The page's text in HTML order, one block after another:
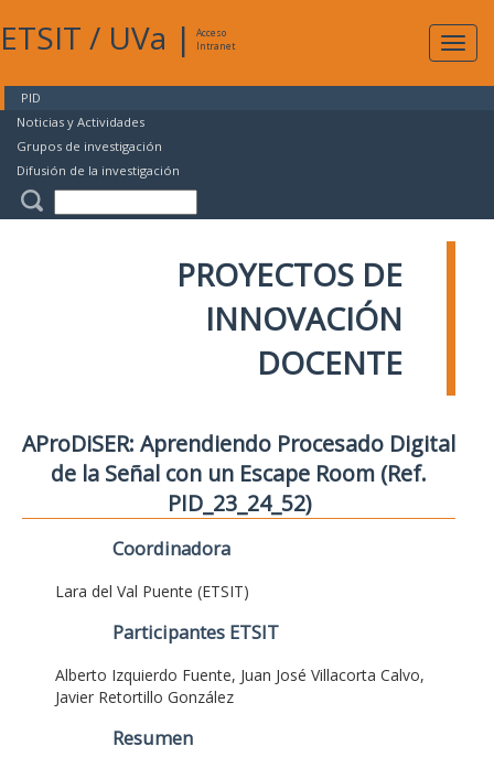
ETSIT / UVa |
Acceso
Intranet
PID
Noticias y Actividades
Grupos de investigación
Difusión de la investigación
PROYECTOS DE
INNOVACIÓN
DOCENTE
AProDiSER: Aprendiendo Procesado Digital
de la Señal con un Escape Room (Ref.
PID_23_24_52)
Coordinadora
Lara del Val Puente (ETSIT)
Participantes ETSIT
Alberto Izquierdo Fuente, Juan José Villacorta Calvo,
Javier Retortillo González
Resumen